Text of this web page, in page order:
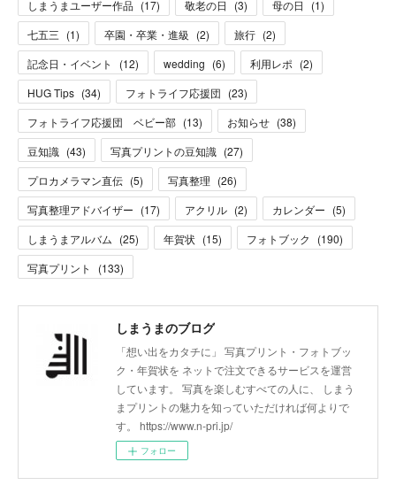
しまうまユーザー作品 (17) 敬老の日 (3) 母の日 (1)
七五三 (1) 卒園・卒業・進級 (2) 旅行 (2)
記念日・イベント
(12) wedding (6) 利用レポ (2)
HUG Tips (34) フォトライフ応援団 (23)
フォトライフ応援団 ベビー部 (13) お知らせ (38)
豆知識 (43) 写真プリントの豆知識 (27)
プロカメラマン直伝 (5) 写真整理 (26)
写真整理アドバイザー (17) アクリル (2) カレンダー (5)
しまうまアルバム (25) 年賀状 (15) フォトブック (190)
写真プリント
(133)
しまうまのブログ
「想い出をカタチに」 写真プリント・フォトブッ
ク・年賀状を ネットで注文できるサービスを運営
しています。 写真を楽しむすべての人に、 しまう
まプリントの魅力を知っていただければ何よりで
す。 https://www.n-pri.jp/
フォロー